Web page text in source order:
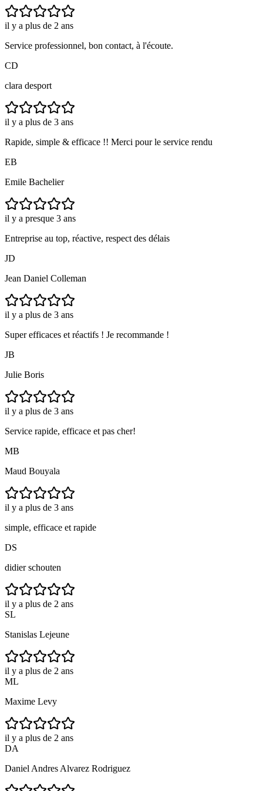
il y a plus de 2 ans
Service professionnel, bon contact, à l'écoute.
CD
clara desport
il y a plus de 3 ans
Rapide, simple & efficace !! Merci pour le service rendu
EB
Emile Bachelier
il y a presque 3 ans
Entreprise au top, réactive, respect des délais
JD
Jean Daniel Colleman
il y a plus de 3 ans
Super efficaces et réactifs ! Je recommande !
JB
Julie Boris
il y a plus de 3 ans
Service rapide, efficace et pas cher!
MB
Maud Bouyala
il y a plus de 3 ans
simple, efficace et rapide
DS
didier schouten
il y a plus de 2 ans
SL
Stanislas Lejeune
il y a plus de 2 ans
ML
Maxime Levy
il y a plus de 2 ans
DA
Daniel Andres Alvarez Rodriguez